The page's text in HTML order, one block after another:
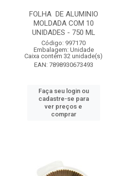
FOLHA DE ALUMINIO
MOLDADA COM 10
UNIDADES - 750 ML
Código: 997170
Embalagem: Unidade
Caixa contém 32 unidade(s)
EAN: 7898930673493
Faça seu login ou
cadastre-se para
ver preços e
comprar